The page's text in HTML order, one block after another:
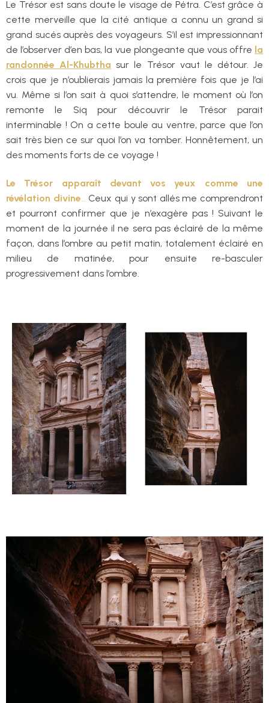
Le Trésor est sans doute le visage de Pétra. C’est grâce à
cette merveille que la cité antique a connu un grand si
grand sucés auprès des voyageurs. S’il est impressionnant
de l’observer d’en bas, la vue plongeante que vous offre la
randonnée Al-Khubtha sur le Trésor vaut le détour. Je
crois que je n’oublierais jamais la première fois que je l’ai
vu. Même si l’on sait à quoi s’attendre, le moment où l’on
remonte le Siq pour découvrir le Trésor parait
interminable ! On a cette boule au ventre, parce que l’on
sait très bien ce sur quoi l’on va tomber. Honnêtement, un
des moments forts de ce voyage !
Le Trésor apparaît devant vos yeux comme une
révélation divine… Ceux qui y sont allés me comprendront
et pourront confirmer que je n’exagère pas ! Suivant le
moment de la journée il ne sera pas éclairé de la même
façon, dans l’ombre au petit matin, totalement éclairé en
milieu de matinée, pour ensuite re-basculer
progressivement dans l’ombre.